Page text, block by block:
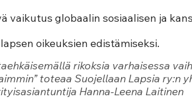
vaikutus globaalin sosiaalisen ja
oikeuksien edistämiseksi.
rikoksia varhaisessa
toteaa Suojellaan Lapsia ry:n
Hanna-Leena Laitinen